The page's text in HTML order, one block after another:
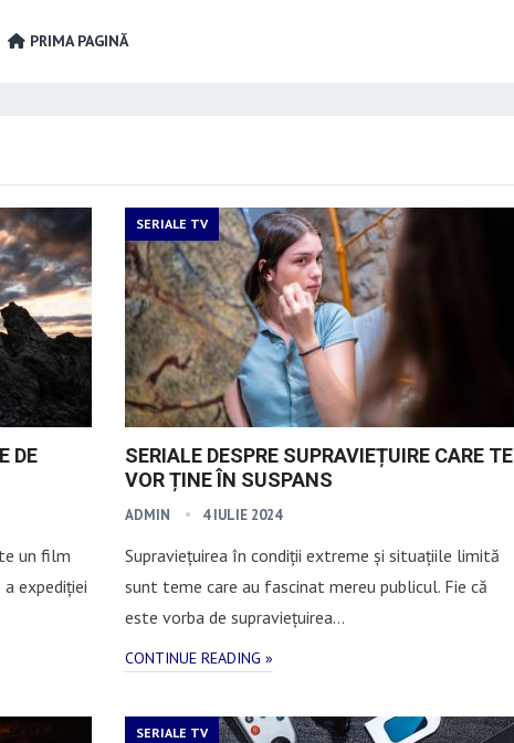
PRIMA PAGINĂ
DE
un film
expediției
SERIALE TV
SERIALE DESPRE SUPRAVIEȚUIRE CARE TE
VOR ȚINE ÎN SUSPANS
ADMIN 4 IULIE 2024
Supraviețuirea în condiții extreme și situațiile limită
sunt teme care au fascinat mereu publicul. Fie că
este vorba de supraviețuirea…
CONTINUE READING »
SERIALE TV